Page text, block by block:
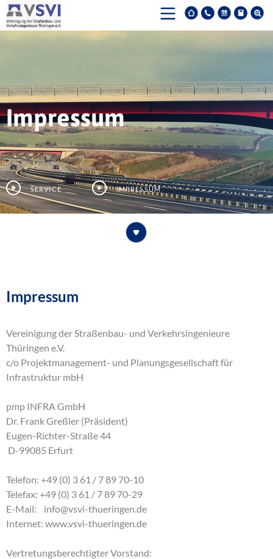
Impressum
Service Impressum
Impressum
Vereinigung der Straßenbau- und Verkehrsingenieure
Thüringen e.V.
c/o Projektmanagement- und Planungsgesellschaft für
Infrastruktur mbH
pmp INFRA GmbH
Dr. Frank Greßler (Präsident)
Eugen-Richter-Straße 44
D-99085 Erfurt
Telefon: +49 (0) 3 61 / 7 89 70-10
Telefax: +49 (0) 3 61 / 7 89 70-29
E-Mail: info@vsvi-thueringen.de
Internet: www.vsvi-thueringen.de
Vertretungsberechtigter Vorstand: